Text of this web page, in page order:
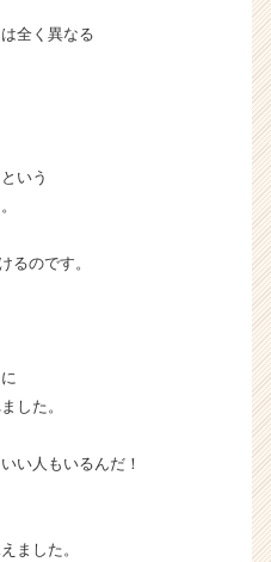
全く異なる
いう
るのです。
した。
い人もいるんだ！
ました。